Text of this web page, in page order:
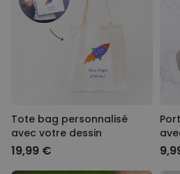
Personnalisable
Porte-clés mural
avec photo et texte
24,99 €
Verre Aperol Spritz
personnalisé avec
doute une bonne dose de café pour
premiers jours de reprise. Jetez donc un
accessoires pour le café. Et quoi de
chaussons et un bon massage pour se
journée de travail ? Nous avons pensé à
2018 soit réussie. Découvrez vite la
Tote bag personnalisé
avec votre dessin
19,99 €